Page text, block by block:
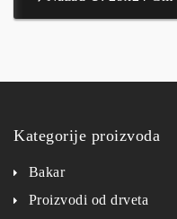
Kategorije proizvoda
Bakar
Proizvodi od drveta